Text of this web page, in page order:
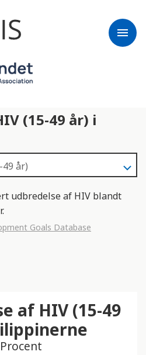
menu
(15-49 år) i
udbredelse af HIV blandt
Goals Database
af HIV (15-49
Procent